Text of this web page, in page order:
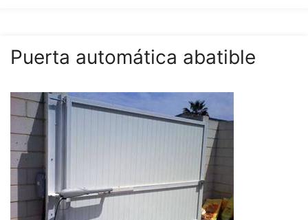
Puerta automática abatible